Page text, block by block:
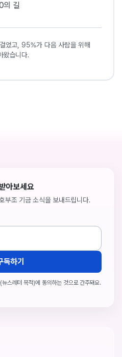
길
었고, 95%가 다음 사람을 위해
왔습니다.
아보세요
부조 기금 소식을 보내드립니다.
독하기
스레터 목적)에 동의하는 것으로 간주돼요.